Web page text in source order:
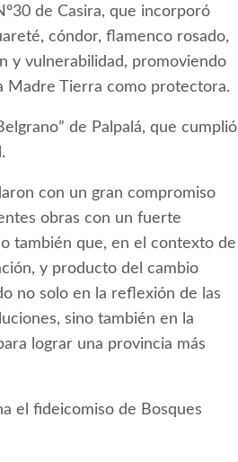
de Casira, que incorporó
cóndor, flamenco rosado,
y vulnerabilidad, promoviendo
Madre Tierra como protectora.
de Palpalá, que cumplió
con un gran compromiso
obras con un fuerte
también que, en el contexto de
y producto del cambio
no solo en la reflexión de las
sino también en la
lograr una provincia más
el fideicomiso de Bosques